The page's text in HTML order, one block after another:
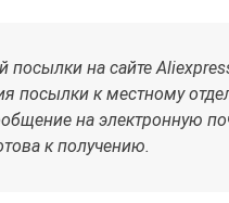
посылки на сайте
посылки к местному
на электронную
к получению.